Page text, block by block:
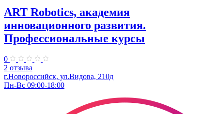
ART Robotics, академия
инновационного развития.
Профессиональные курсы
0
2 отзыва
г.Новороссийск, ул.Видова, 210д
Пн-Вс 09:00-18:00